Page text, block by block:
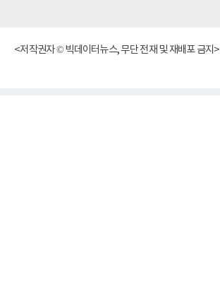
<저작권자 © 빅데이터뉴스, 무단 전재 및 재배포 금지>